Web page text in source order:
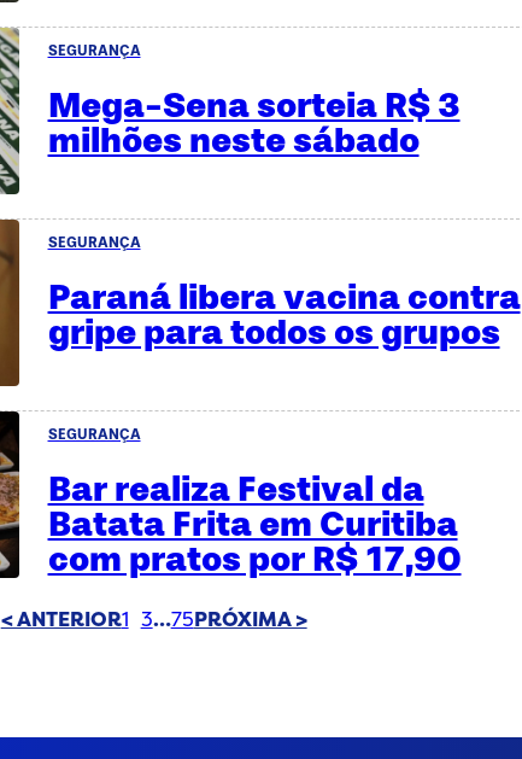
SEGURANÇA
Mega-Sena sorteia R$ 3
milhões neste sábado
SEGURANÇA
Paraná libera vacina contra
gripe para todos os grupos
SEGURANÇA
Bar realiza Festival da
Batata Frita em Curitiba
com pratos por R$ 17,90
< ANTERIOR1 3…75PRÓXIMA >